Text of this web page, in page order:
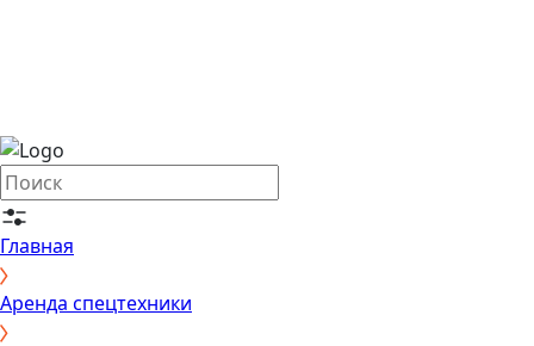
Главная
Аренда спецтехники